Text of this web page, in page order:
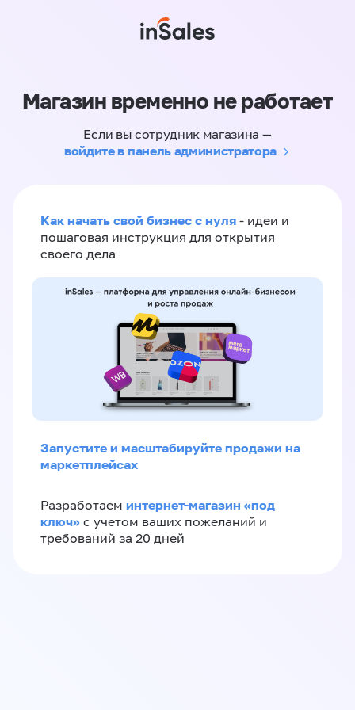
Магазин временно не работает
Если вы сотрудник магазина —
войдите в панель администратора
Как начать свой бизнес с нуля - идеи и
пошаговая инструкция для открытия
своего дела
Запустите и масштабируйте продажи на
маркетплейсах
Разработаем интернет-магазин «‎под
ключ»‎ с учетом ваших пожеланий и
требований за 20 дней